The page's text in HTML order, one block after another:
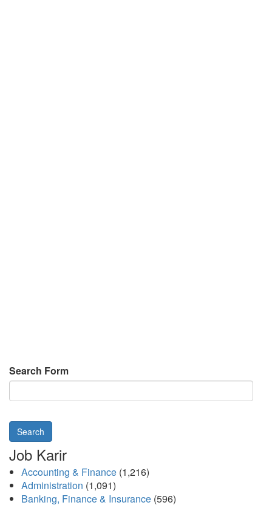
Search Form
Search
Job Karir
Accounting & Finance (1,216)
Administration (1,091)
Banking, Finance & Insurance (596)